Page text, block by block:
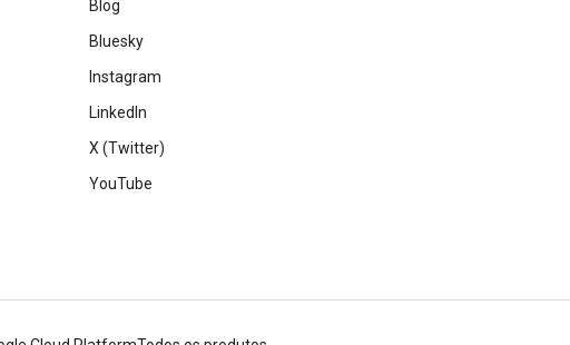
Blog
Bluesky
Instagram
LinkedIn
X (Twitter)
YouTube